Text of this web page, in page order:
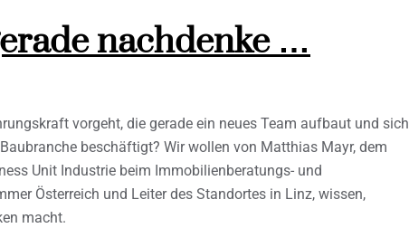
nachdenke …
vorgeht, die gerade ein neues Team aufbaut und sich
beschäftigt? Wir wollen von Matthias Mayr, dem
Unit Industrie beim Immobilienberatungs- und
Österreich und Leiter des Standortes in Linz, wissen,
macht.